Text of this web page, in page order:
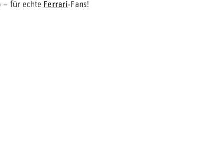
– für echte Ferrari-Fans!